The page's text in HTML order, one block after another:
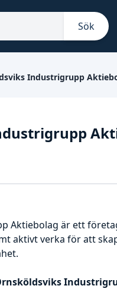
Sök
Industrigrupp
Aktiebolag är ett
aktivt verka för att